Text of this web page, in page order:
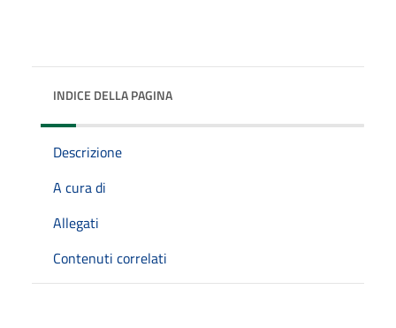
INDICE DELLA PAGINA
Descrizione
A cura di
Allegati
Contenuti correlati